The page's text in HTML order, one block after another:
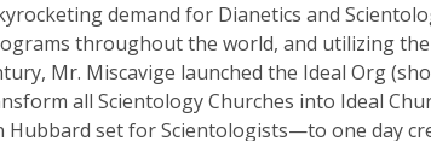
demand for Dianetics and
throughout the world, and utilizing the
Mr. Miscavige launched the Ideal Org
all Scientology Churches into Ideal
Hubbard set for Scientologists—to one day